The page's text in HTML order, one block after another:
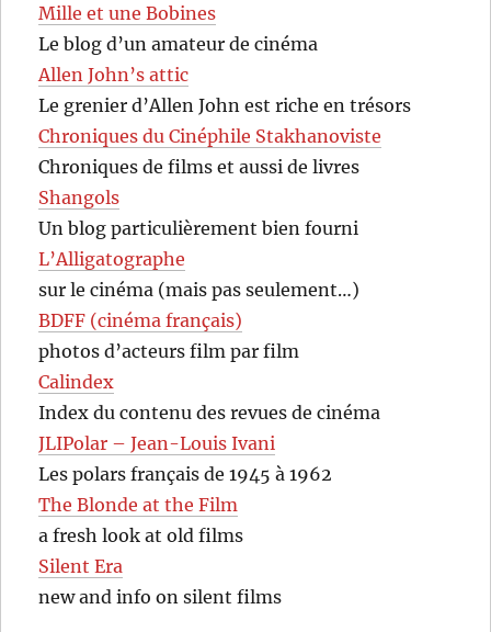
Mille et une Bobines
Le blog d’un amateur de cinéma
Allen John’s attic
Le grenier d’Allen John est riche en trésors
Chroniques du Cinéphile Stakhanoviste
Chroniques de films et aussi de livres
Shangols
Un blog particulièrement bien fourni
L’Alligatographe
sur le cinéma (mais pas seulement…)
BDFF (cinéma français)
photos d’acteurs film par film
Calindex
Index du contenu des revues de cinéma
JLIPolar – Jean-Louis Ivani
Les polars français de 1945 à 1962
The Blonde at the Film
a fresh look at old films
Silent Era
new and info on silent films